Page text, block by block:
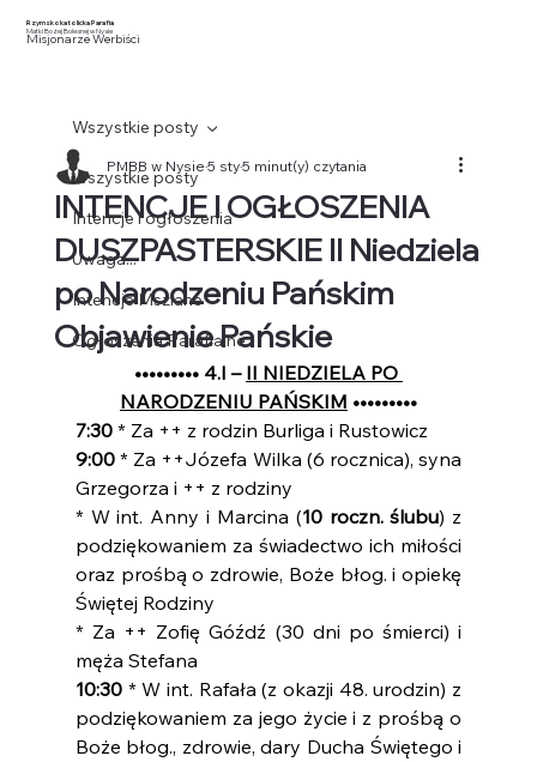
Rzymskokatolicka Parafia
Matki Bożej Bolesnej w Nysie
Misjonarze Werbiści
Wszystkie posty
Intencje i ogłoszenia
Uwaga...
Intencje Mszlane
Ogłoszenia Parafialne
Wszystkie posty
INTENCJE I OGŁOSZENIA
DUSZPASTERSKIE II Niedziela
po Narodzeniu Pańskim
Objawienie Pańskie
PMBB w Nysie5 sty5 minut(y) czytania
••••••••• 4.I – II NIEDZIELA PO
NARODZENIU PAŃSKIM •••••••••
7:30 * Za ++ z rodzin Burliga i Rustowicz
9:00 * Za ++Józefa Wilka (6 rocznica), syna
Grzegorza i ++ z rodziny
* W int. Anny i Marcina (10 roczn. ślubu) z
podziękowaniem za świadectwo ich miłości
oraz prośbą o zdrowie, Boże błog. i opiekę
Świętej Rodziny
* Za ++ Zofię Góźdź (30 dni po śmierci) i
męża Stefana
10:30 * W int. Rafała (z okazji 48. urodzin) z
podziękowaniem za jego życie i z prośbą o
Boże błog., zdrowie, dary Ducha Świętego i